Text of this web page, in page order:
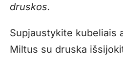
druskos.
Supjaustykite kubeliais
Miltus su druska